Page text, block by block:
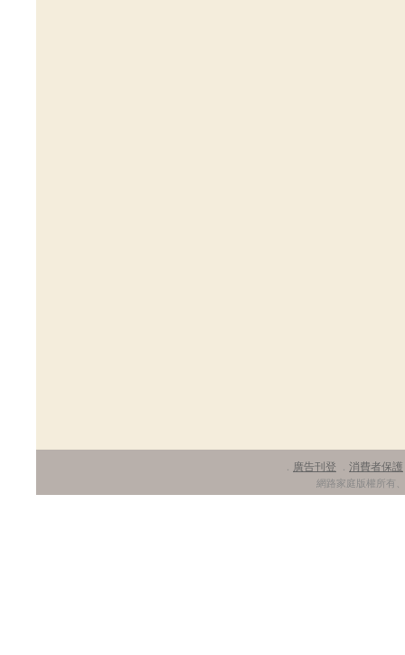
廣告刊登 消費者保護
網路家庭版權所有